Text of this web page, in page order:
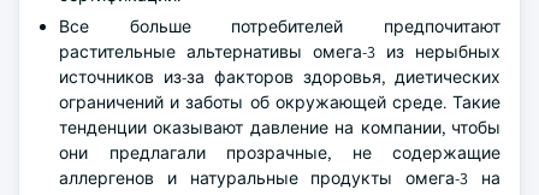
Все больше потребителей предпочитают
растительные альтернативы омега-3 из нерыбных
источников из-за факторов здоровья, диетических
ограничений и заботы об окружающей среде. Такие
тенденции оказывают давление на компании, чтобы
они предлагали прозрачные, не содержащие
аллергенов и натуральные продукты омега-3 на